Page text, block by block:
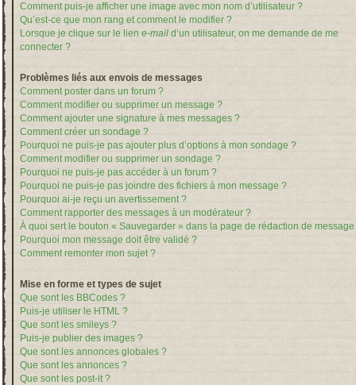
Comment puis-je afficher une image avec mon nom d’utilisateur ?
Qu’est-ce que mon rang et comment le modifier ?
Lorsque je clique sur le lien e-mail d’un utilisateur, on me demande de me
connecter ?
Problèmes liés aux envois de messages
Comment poster dans un forum ?
Comment modifier ou supprimer un message ?
Comment ajouter une signature à mes messages ?
Comment créer un sondage ?
Pourquoi ne puis-je pas ajouter plus d’options à mon sondage ?
Comment modifier ou supprimer un sondage ?
Pourquoi ne puis-je pas accéder à un forum ?
Pourquoi ne puis-je pas joindre des fichiers à mon message ?
Pourquoi ai-je reçu un avertissement ?
Comment rapporter des messages à un modérateur ?
À quoi sert le bouton « Sauvegarder » dans la page de rédaction de message
Pourquoi mon message doit être validé ?
Comment remonter mon sujet ?
Mise en forme et types de sujet
Que sont les BBCodes ?
Puis-je utiliser le HTML ?
Que sont les smileys ?
Puis-je publier des images ?
Que sont les annonces globales ?
Que sont les annonces ?
Que sont les post-it ?